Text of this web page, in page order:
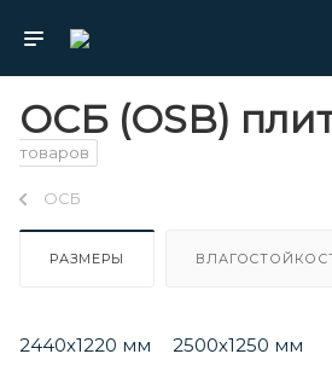
ОСБ (OSB)
товаров
ОСБ
РАЗМЕРЫ
2440х1220 мм 2500х1250 мм